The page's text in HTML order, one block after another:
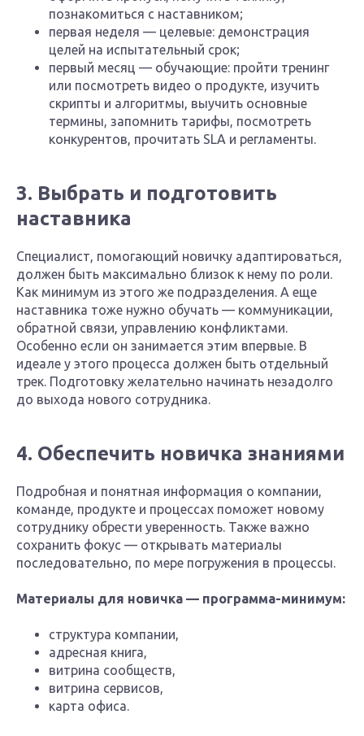
познакомиться с наставником;
первая неделя — целевые: демонстрация
целей на испытательный срок;
первый месяц — обучающие: пройти тренинг
или посмотреть видео о продукте, изучить
скрипты и алгоритмы, выучить основные
термины, запомнить тарифы, посмотреть
конкурентов, прочитать SLA и регламенты.
3. Выбрать и подготовить
наставника
Специалист, помогающий новичку адаптироваться,
должен быть максимально близок к нему по роли.
Как минимум из этого же подразделения. А еще
наставника тоже нужно обучать — коммуникации,
обратной связи, управлению конфликтами.
Особенно если он занимается этим впервые. В
идеале у этого процесса должен быть отдельный
трек. Подготовку желательно начинать незадолго
до выхода нового сотрудника.
4. Обеспечить новичка знаниями
Подробная и понятная информация о компании,
команде, продукте и процессах поможет новому
сотруднику обрести уверенность. Также важно
сохранить фокус — открывать материалы
последовательно, по мере погружения в процессы.
Материалы для новичка — программа-минимум:
структура компании,
адресная книга,
витрина сообществ,
витрина сервисов,
карта офиса.